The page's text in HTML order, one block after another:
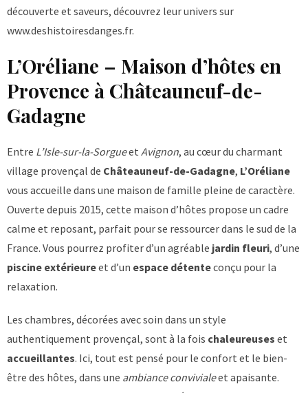
découverte et saveurs, découvrez leur univers sur
www.deshistoiresdanges.fr.
L’Oréliane – Maison d’hôtes en
Provence à Châteauneuf-de-
Gadagne
Entre L’Isle-sur-la-Sorgueet Avignon, au cœur du charmant
village provençal de Châteauneuf-de-Gadagne, L’Oréliane
vous accueille dans une maison de famille pleine de caractère.
Ouverte depuis 2015, cette maison d’hôtes propose un cadre
calme et reposant, parfait pour se ressourcer dans le sud de la
France. Vous pourrez profiter d’un agréable jardin fleuri, d’une
piscine extérieureet d’un espace détenteconçu pour la
relaxation.
Les chambres, décorées avec soin dans un style
authentiquement provençal, sont à la fois chaleureuses et
accueillantes. Ici, tout est pensé pour le confort et le bien-
être des hôtes, dans une ambiance convivialeet apaisante.